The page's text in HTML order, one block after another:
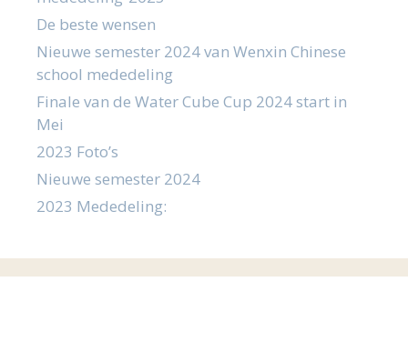
De beste wensen
Nieuwe semester 2024 van Wenxin Chinese
school mededeling
Finale van de Water Cube Cup 2024 start in
Mei
2023 Foto’s
Nieuwe semester 2024
2023 Mededeling: